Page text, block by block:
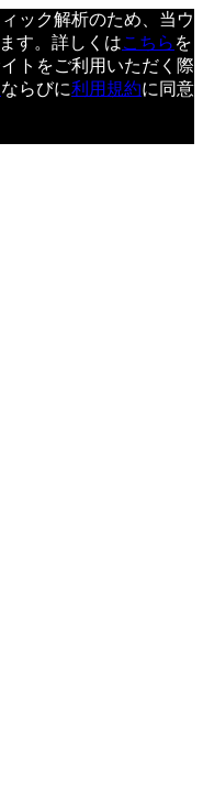
ック解析のため、当ウ
す。詳しくはこちら を
トをご利用いただく際
ならびに利用規約に同意